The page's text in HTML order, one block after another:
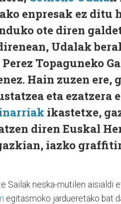
enpresak ez ditu
ote diren
Udalak
Perez Topaguneko
Hain zuzen ere,
eta ezatzera
ikastetxe,
diren Euskal
iazko
Sailak neska-mutilen aisialdi
egitasmoko jardueretako bat